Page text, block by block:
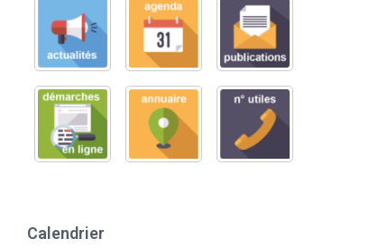
Calendrier